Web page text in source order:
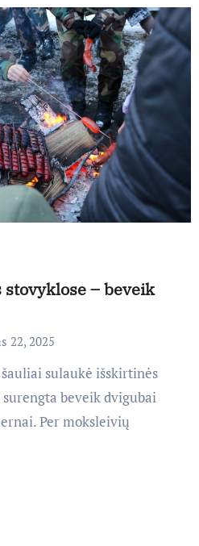
stovyklose – beveik
22, 2025
sulaukė išskirtinės
beveik dvigubai
Per moksleivių